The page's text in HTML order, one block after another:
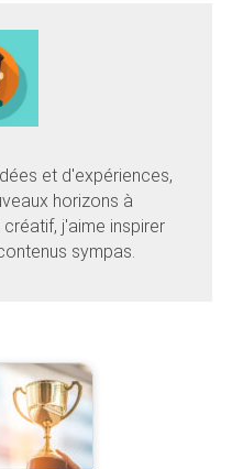
et d'expériences,
horizons à
j'aime inspirer
sympas.